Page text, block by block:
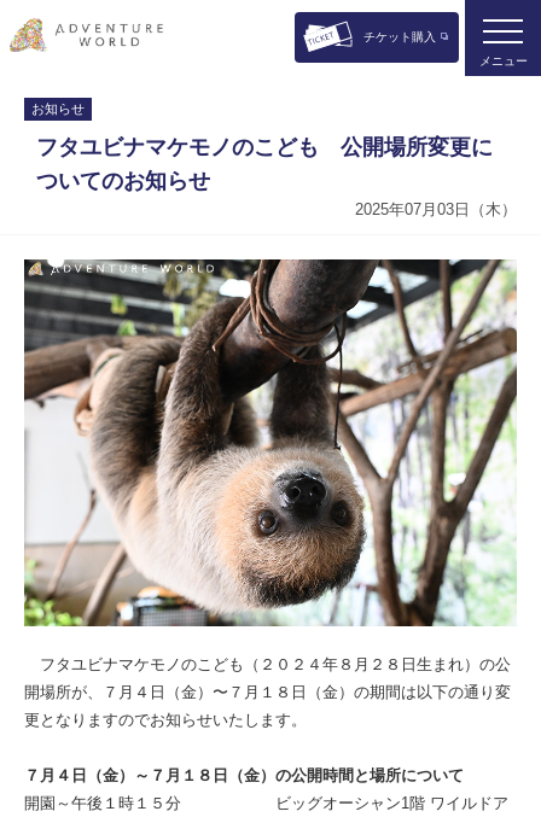
チケット購入
メニュー
お知らせ
フタユビナマケモノのこども 公開場所変更に
ついてのお知らせ
2025年07月03日（木）
フタユビナマケモノのこども（２０２４年８月２８日生まれ）の公
開場所が、７月４日（金）〜７月１８日（金）の期間は以下の通り変
更となりますのでお知らせいたします。
７月４日（金）～７月１８日（金）の公開時間と場所について
開園～午後１時１５分 ビッグオーシャン1階 ワイルドア